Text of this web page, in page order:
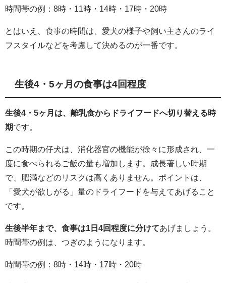
時間帯の例：8時・11時・14時・17時・20時
とはいえ、食事の時間は、愛犬の様子や飼い主さんのライ
フスタイルなどを考慮して決めるのが一番です。
生後4・5ヶ月の食事は4回程度
生後4・5ヶ月は、離乳食からドライフードへ切り替える時
期です。
この時期の仔犬は、消化器官の機能が徐々に形成され、一
度に食べられるご飯の量も増加します。成長著しい時期
で、肥満などのリスクは高くありません。ポイントは、
「愛犬が欲しがる」量のドライフードを与えてあげること
です。
生後半年まで、食事は1日4回程度に分けてあげましょう。
時間帯の例は、つぎのようになります。
時間帯の例：8時・14時・17時・20時